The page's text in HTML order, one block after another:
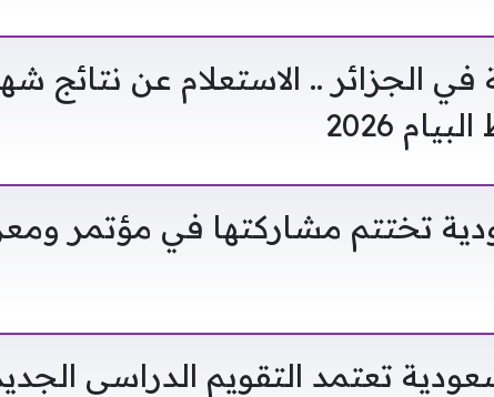
الجزائر .. الاستعلام عن نتائج
2026
تختتم مشاركتها في مؤتمر
تعتمد التقويم الدراسي